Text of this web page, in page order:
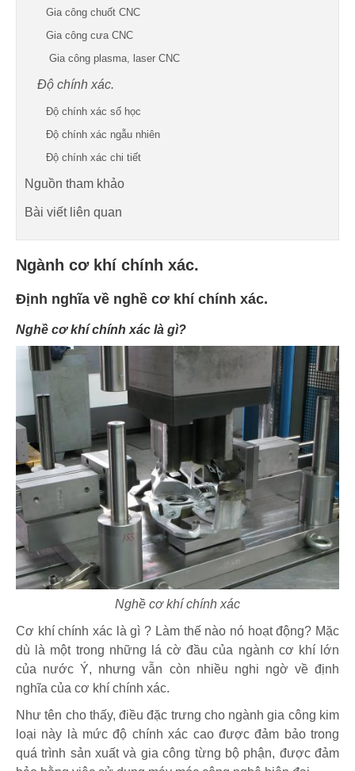
Gia công chuốt CNC
Gia công cưa CNC
Gia công plasma, laser CNC
Độ chính xác.
Độ chính xác số học
Độ chính xác ngẫu nhiên
Độ chính xác chi tiết
Nguồn tham khảo
Bài viết liên quan
Ngành cơ khí chính xác.
Định nghĩa về nghề cơ khí chính xác.
Nghề cơ khí chính xác là gì?
Nghề cơ khí chính xác
Cơ khí chính xác là gì ? Làm thế nào nó hoạt động? Mặc
dù là một trong những lá cờ đầu của ngành cơ khí lớn
của nước Ý, nhưng vẫn còn nhiều nghi ngờ về định
nghĩa của cơ khí chính xác.
Như tên cho thấy, điều đặc trưng cho ngành gia công kim
loại này là mức độ chính xác cao được đảm bảo trong
quá trình sản xuất và gia công từng bộ phận, được đảm